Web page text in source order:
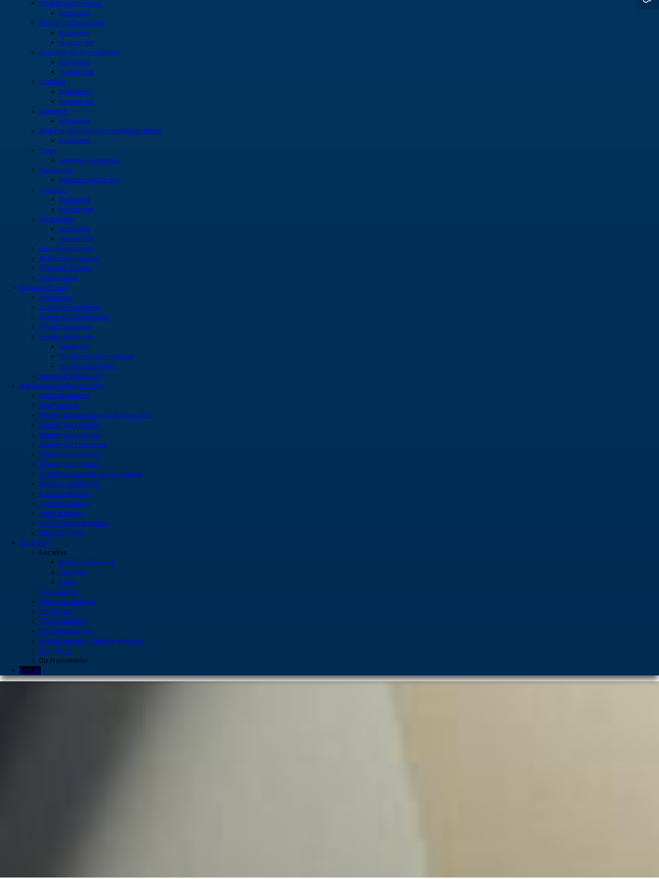
Cyberbezpieczeństwo
licencjackie
Finanse i rachunkowość
licencjackie
magisterskie
Kryminologia i kryminalistyka
licencjackie
magisterskie
Logistyka
licencjackie
magisterskie
Marketing
licencjackie
Media społecznościowe i marketing cyfrowy
licencjackie
Prawo
jednolite magisterskie
Psychologia
jednolite magisterskie
Transport
licencjackie
magisterskie
Zarządzanie
licencjackie
magisterskie
Finansowanie nauki
Studia podyplomowe
Regulamin studiów
Zadaj pytanie
Badania i Rozwój
Konferencje
Czasopismo naukowe
Monografie i podręczniki
Projekty badawcze
Projekty rozwojowe
Aktualności
Projekty w trakcie realizacji
Projekty zakończone
Europejski Zielony Ład
Współpraca międzynarodowa
Nasza działalność
Nasi Partnerzy
Międzynarodowy Fundusz Wyszehradzki
Współpraca z Francją
Współpraca z Ukrainą
Współpraca z Niemcami
Współpraca z Chinami
Współpraca z Maroko
Logistyczne wspólne studia II stopnia
Erasmus + Mobilności
Erasmus+ Maroko
Program Edukacja
Letnie programy
Erasmus Mundus (EMDM)
DIGILOG (CBHE)
Na Uczelni
E-uczelnia
Wirtualny Dziekanat
E-learning
E-mail
Koła naukowe
Samorząd studencki
Projekty UE
Zajęcia sportowe
Kursy doszkalające
Wykłady otwarte– Globalne webinaria
Biuro Karier
Dla Pracowników
Kontakt